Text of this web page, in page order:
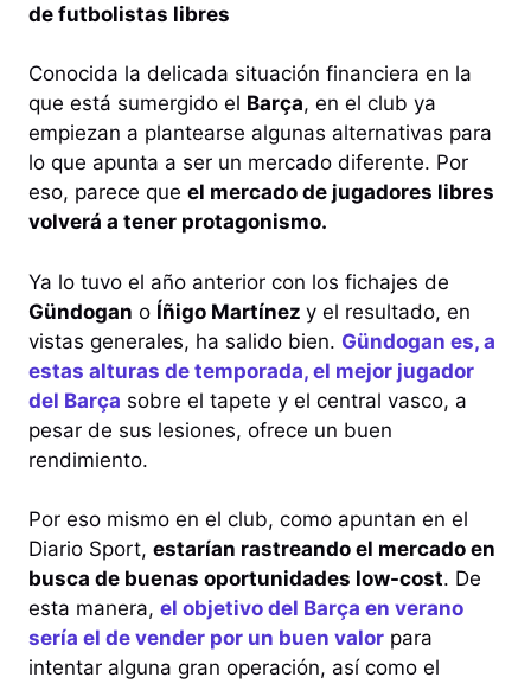
de futbolistas libres
Conocida la delicada situación financiera en la
que está sumergido el Barça, en el club ya
empiezan a plantearse algunas alternativas para
lo que apunta a ser un mercado diferente. Por
eso, parece que el mercado de jugadores libres
volverá a tener protagonismo.
Ya lo tuvo el año anterior con los fichajes de
Gündogan o Íñigo Martínez y el resultado, en
vistas generales, ha salido bien. Gündogan es, a
estas alturas de temporada, el mejor jugador
del Barça sobre el tapete y el central vasco, a
pesar de sus lesiones, ofrece un buen
rendimiento.
Por eso mismo en el club, como apuntan en el
Diario Sport, estarían rastreando el mercado en
busca de buenas oportunidades low-cost. De
esta manera, el objetivo del Barça en verano
sería el de vender por un buen valor para
intentar alguna gran operación, así como el